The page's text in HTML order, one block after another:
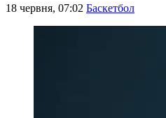
18 червня, 07:02 Баскетбол